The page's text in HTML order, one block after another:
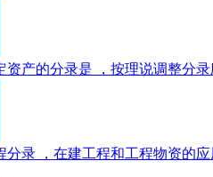
资产的分录是 ，按理说调整分录
分录 ，在建工程和工程物资的